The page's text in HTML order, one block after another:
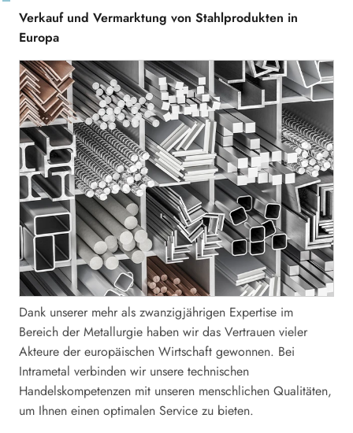
Verkauf und Vermarktung von Stahlprodukten in
Europa
Dank unserer mehr als zwanzigjährigen Expertise im
Bereich der Metallurgie haben wir das Vertrauen vieler
Akteure der europäischen Wirtschaft gewonnen. Bei
Intrametal verbinden wir unsere technischen
Handelskompetenzen mit unseren menschlichen Qualitäten,
um Ihnen einen optimalen Service zu bieten.